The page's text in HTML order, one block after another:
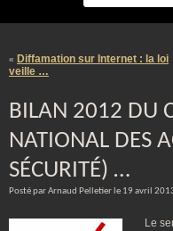
« Diffamation sur Internet : la loi
veille …
BILAN 2012 DU
NATIONAL DES
SÉCURITÉ) …
Posté par Arnaud Pelletier le 19 avril
Le